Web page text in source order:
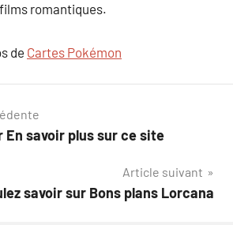
romantiques.
de Cartes Pokémon
En savoir plus sur ce site
Article suivant
savoir sur Bons plans Lorcana